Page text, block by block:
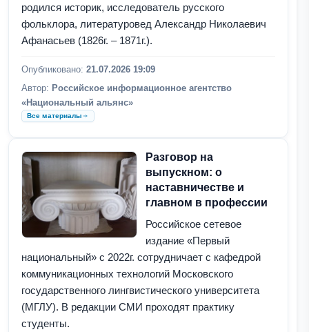
родился историк, исследователь русского
фольклора, литературовед Александр Николаевич
Афанасьев (1826г. – 1871г.).
Опубликовано: 21.07.2026 19:09
Автор: Российское информационное агентство
«Национальный альянс»
Все материалы
Разговор на
выпускном: о
наставничестве и
главном в профессии
Российское сетевое
издание «Первый
национальный» с 2022г. сотрудничает с кафедрой
коммуникационных технологий Московского
государственного лингвистического университета
(МГЛУ). В редакции СМИ проходят практику
студенты.